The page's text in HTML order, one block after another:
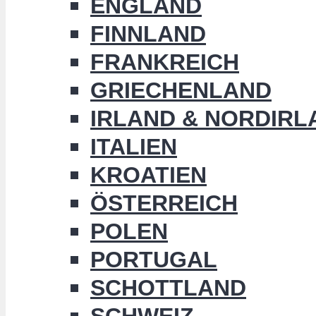
ENGLAND
FINNLAND
FRANKREICH
GRIECHENLAND
IRLAND &
ITALIEN
KROATIEN
ÖSTERREICH
POLEN
PORTUGAL
SCHOTTLAND